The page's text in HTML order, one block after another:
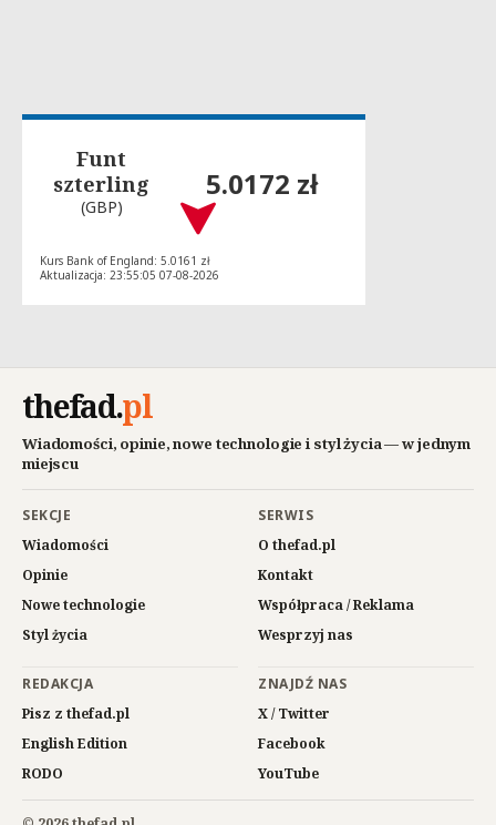
Funt
szterling
(GBP)
5.0172 zł
Kurs Bank of England: 5.0161 zł
Aktualizacja: 23:55:05 07-08-2026
thefad.pl
Wiadomości, opinie, nowe technologie i styl życia — w jednym
miejscu
SEKCJE
Wiadomości
Opinie
Nowe technologie
Styl życia
SERWIS
O thefad.pl
Kontakt
Współpraca / Reklama
Wesprzyj nas
REDAKCJA
Pisz z thefad.pl
English Edition
RODO
ZNAJDŹ NAS
X / Twitter
Facebook
YouTube